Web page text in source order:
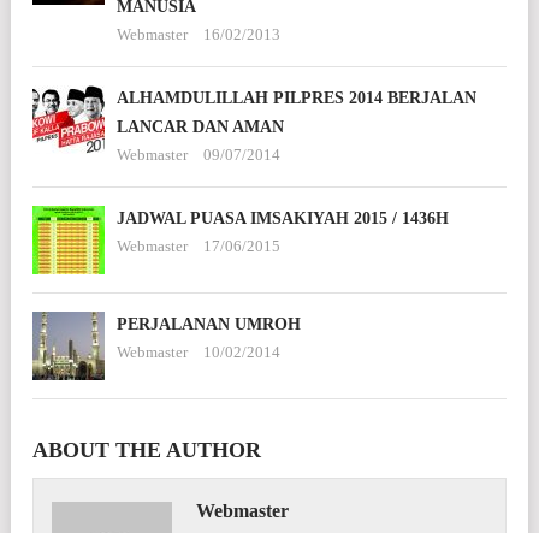
MANUSIA
Webmaster
16/02/2013
ALHAMDULILLAH PILPRES 2014 BERJALAN
LANCAR DAN AMAN
Webmaster
09/07/2014
JADWAL PUASA IMSAKIYAH 2015 / 1436H
Webmaster
17/06/2015
PERJALANAN UMROH
Webmaster
10/02/2014
ABOUT THE AUTHOR
Webmaster